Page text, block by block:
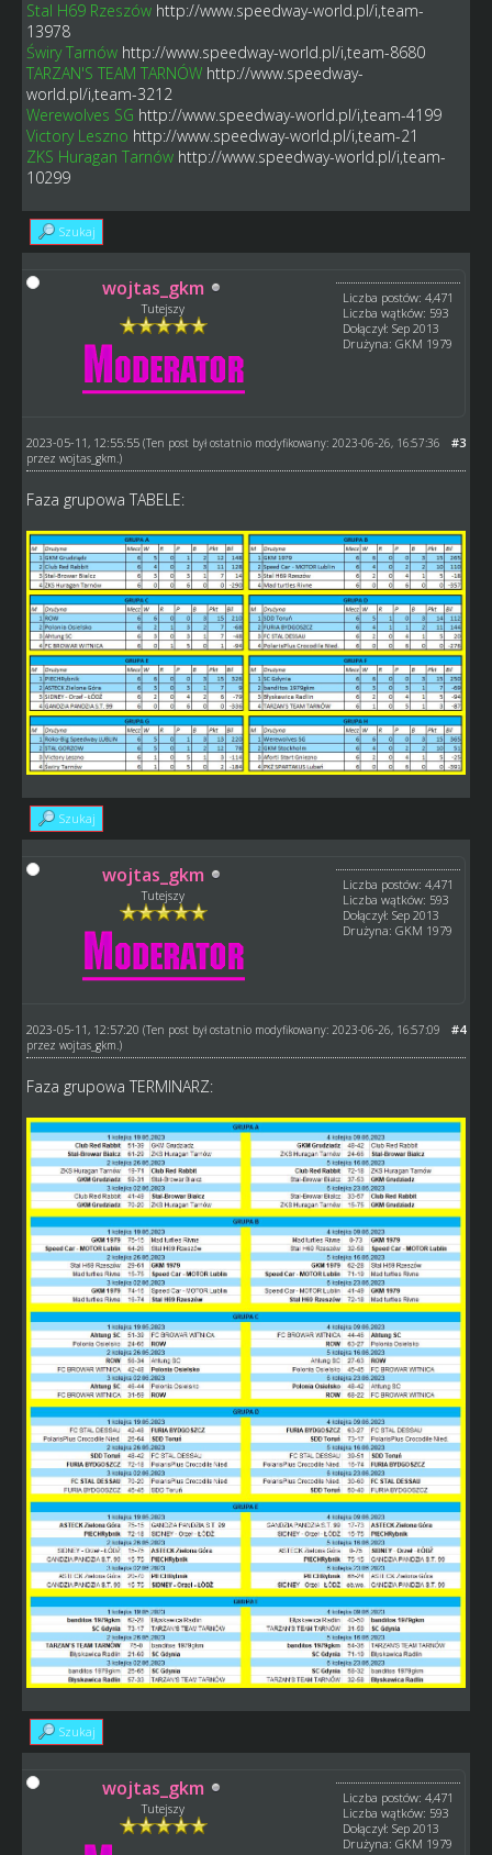
Stal H69 Rzeszów http://www.speedway-world.pl/i,team-
13978
Świry Tarnów http://www.speedway-world.pl/i,team-8680
TARZAN'S TEAM TARNÓW http://www.speedway-
world.pl/i,team-3212
Werewolves SG http://www.speedway-world.pl/i,team-4199
Victory Leszno http://www.speedway-world.pl/i,team-21
ZKS Huragan Tarnów http://www.speedway-world.pl/i,team-
10299
Szukaj
wojtas_gkm
Tutejszy
Liczba postów: 4,471
Liczba wątków: 593
Dołączył: Sep 2013
Drużyna: GKM 1979
#3
2023-05-11, 12:55:55 (Ten post był ostatnio modyfikowany: 2023-06-26, 16:57:36
przez wojtas_gkm .)
Faza grupowa TABELE:
Szukaj
wojtas_gkm
Tutejszy
Liczba postów: 4,471
Liczba wątków: 593
Dołączył: Sep 2013
Drużyna: GKM 1979
#4
2023-05-11, 12:57:20 (Ten post był ostatnio modyfikowany: 2023-06-26, 16:57:09
przez wojtas_gkm.)
Faza grupowa TERMINARZ:
Szukaj
wojtas_gkm
Tutejszy
Liczba postów: 4,471
Liczba wątków: 593
Dołączył: Sep 2013
Drużyna: GKM 1979